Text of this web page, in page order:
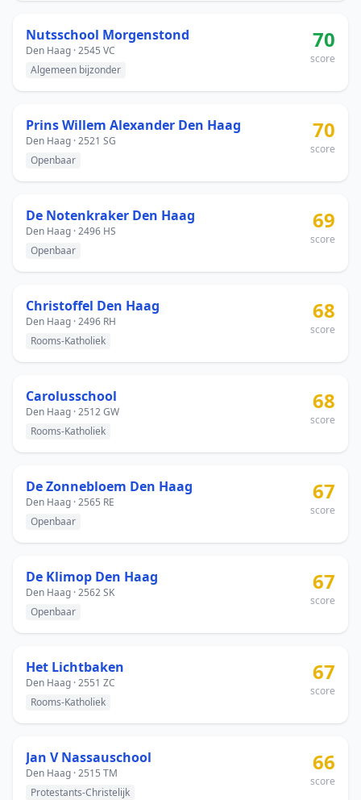
Nutsschool Morgenstond
Den Haag · 2545 VC
Algemeen bijzonder
70
score
Prins Willem Alexander Den Haag
Den Haag · 2521 SG
Openbaar
70
score
De Notenkraker Den Haag
Den Haag · 2496 HS
Openbaar
69
score
Christoffel Den Haag
Den Haag · 2496 RH
Rooms-Katholiek
68
score
Carolusschool
Den Haag · 2512 GW
Rooms-Katholiek
68
score
De Zonnebloem Den Haag
Den Haag · 2565 RE
Openbaar
67
score
De Klimop Den Haag
Den Haag · 2562 SK
Openbaar
67
score
Het Lichtbaken
Den Haag · 2551 ZC
Rooms-Katholiek
67
score
Jan V Nassauschool
Den Haag · 2515 TM
Protestants-Christelijk
66
score